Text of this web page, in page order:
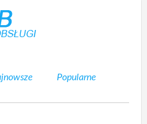
Popularne